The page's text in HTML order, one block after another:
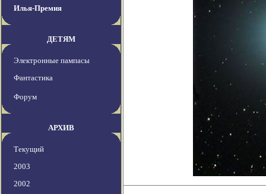
Илья-Премия
ДЕТЯМ
Электронные пампасы
Фантастика
Форум
АРХИВ
Текущий
2003
2002